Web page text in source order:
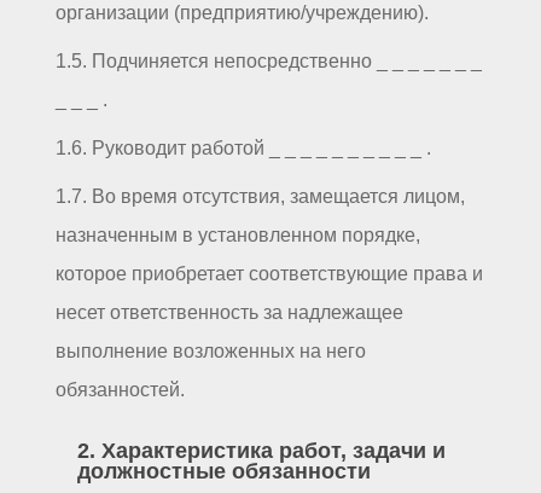
организации (предприятию/учреждению).
1.5. Подчиняется непосредственно _ _ _ _ _ _ _
_ _ _ .
1.6. Руководит работой _ _ _ _ _ _ _ _ _ _ .
1.7. Во время отсутствия, замещается лицом,
назначенным в установленном порядке,
которое приобретает соответствующие права и
несет ответственность за надлежащее
выполнение возложенных на него
обязанностей.
2. Характеристика работ, задачи и
должностные обязанности